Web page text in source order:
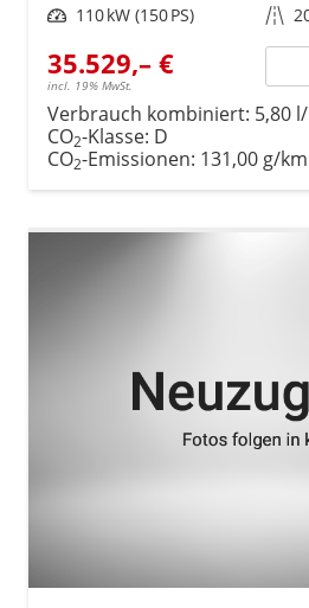
Leistung 110 kW (150 PS) Kilometerstand
35.529,– €
incl. 19% MwSt.
Verbrauch kombiniert: 5,80
CO2-Klasse: D
CO2-Emissionen: 131,00 g/km